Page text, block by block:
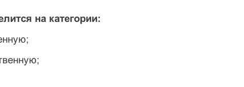
на категории: